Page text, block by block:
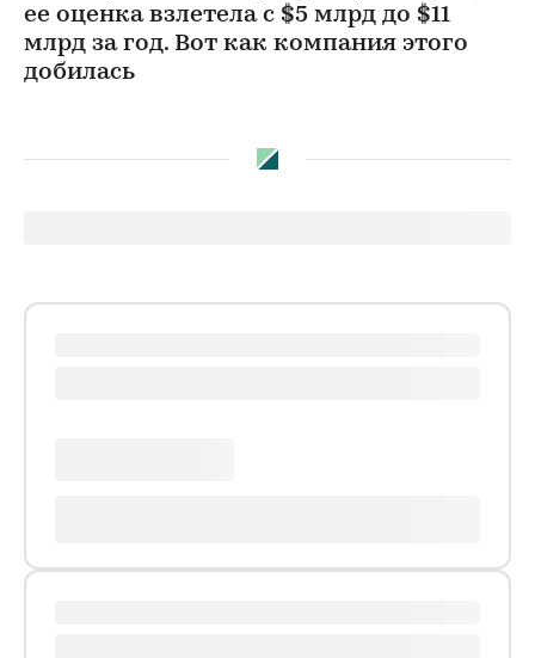
ее оценка взлетела с $5 млрд до $11
млрд за год. Вот как компания этого
добилась